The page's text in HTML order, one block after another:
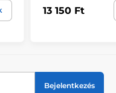
a méret
előnézet. Minden
13 150 Ft
Bejelentkezés